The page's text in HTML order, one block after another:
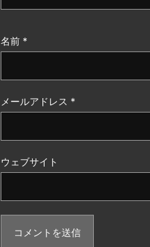
名前 *
メールアドレス *
ウェブサイト